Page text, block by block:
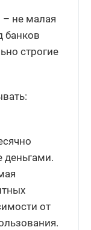
– не малая
банков
строгие
деньгами.
от